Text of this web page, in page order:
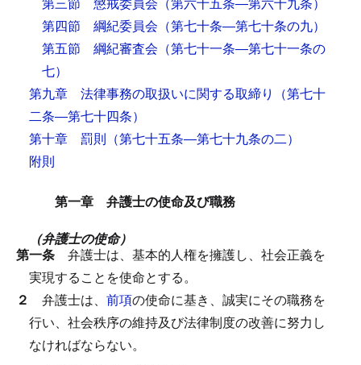
第四節 綱紀委員会 （第七十条―第七十条の九）
第五節 綱紀審査会 （第七十一条―第七十一条の
七）
第九章 法律事務の取扱いに関する取締り
（第七十
二条―第七十四条）
第十章 罰則 （第七十五条―第七十九条の二）
附則
第一章 弁護士の使命及び職務
（弁護士の使命）
第一条 弁護士は、基本的人権を擁護し、社会正義を
実現することを使命とする。
２ 弁護士は、 前項の使命に基き、誠実にその職務を
行い、社会秩序の維持及び法律制度の改善に努力し
なければならない。